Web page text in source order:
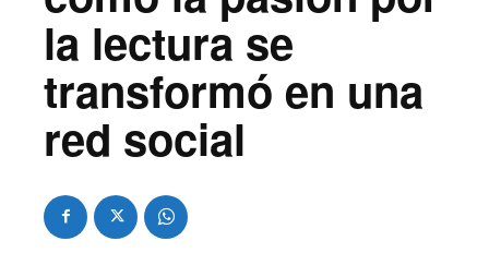
la lectura se
transformó en una
red social